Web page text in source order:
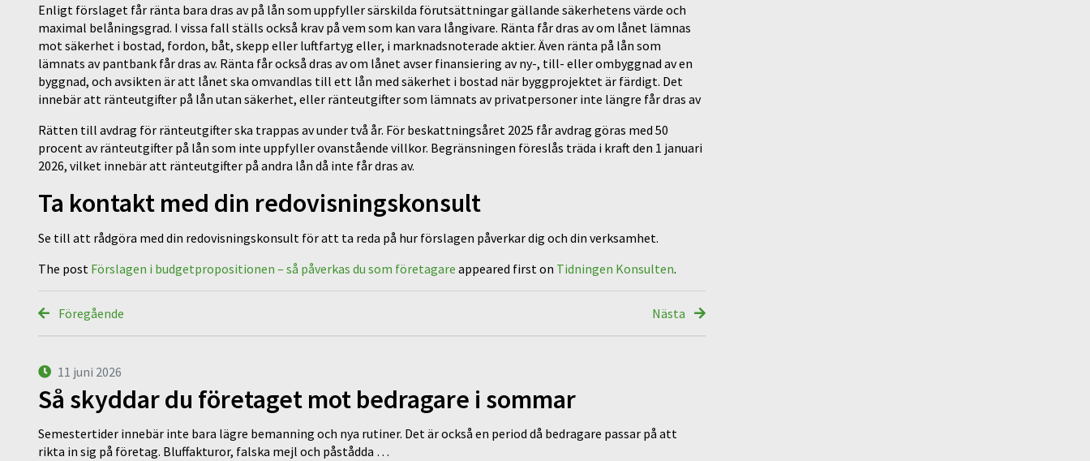
Enligt förslaget får ränta bara dras av på lån som uppfyller särskilda förutsättningar gällande säkerhetens värde och
maximal belåningsgrad. I vissa fall ställs också krav på vem som kan vara långivare. Ränta får dras av om lånet lämnas
mot säkerhet i bostad, fordon, båt, skepp eller luftfartyg eller, i marknadsnoterade aktier. Även ränta på lån som
lämnats av pantbank får dras av. Ränta får också dras av om lånet avser finansiering av ny-, till- eller ombyggnad av en
byggnad, och avsikten är att lånet ska omvandlas till ett lån med säkerhet i bostad när byggprojektet är färdigt. Det
innebär att ränteutgifter på lån utan säkerhet, eller ränteutgifter som lämnats av privatpersoner inte längre får dras av
Rätten till avdrag för ränteutgifter ska trappas av under två år. För beskattningsåret 2025 får avdrag göras med 50
procent av ränteutgifter på lån som inte uppfyller ovanstående villkor. Begränsningen föreslås träda i kraft den 1 januari
2026, vilket innebär att ränteutgifter på andra lån då inte får dras av.
Ta kontakt med din redovisningskonsult
Se till att rådgöra med din redovisningskonsult för att ta reda på hur förslagen påverkar dig och din verksamhet.
The post Förslagen i budgetpropositionen – så påverkas du som företagare appeared first on Tidningen Konsulten.
Föregående Nästa
11 juni 2026
Så skyddar du företaget mot bedragare i sommar
Semestertider innebär inte bara lägre bemanning och nya rutiner. Det är också en period då bedragare passar på att
rikta in sig på företag. Bluffakturor, falska mejl och påstådda …